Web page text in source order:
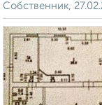
Собственник,